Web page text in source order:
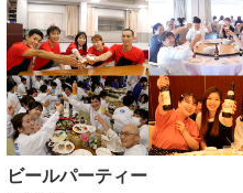
ビールパーティー